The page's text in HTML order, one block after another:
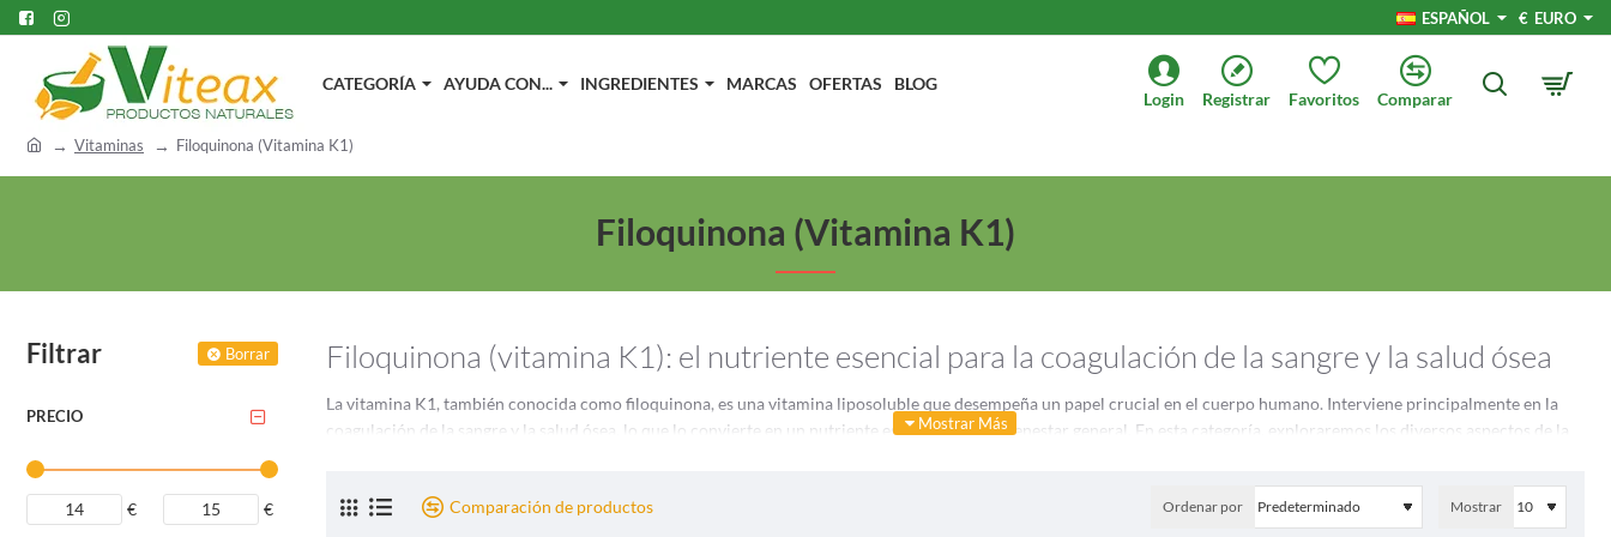
ESPAÑOL € EURO
CATEGORÍA AYUDA CON... INGREDIENTES MARCAS OFERTAS BLOG
Login Registrar Favoritos Comparar
Vitaminas Filoquinona (Vitamina K1)
Filoquinona (Vitamina K1)
Filtrar Borrar
PRECIO
€ €
Filoquinona (vitamina K1): el nutriente esencial para la coagulación de la sangre y la salud ósea
La vitamina K1, también conocida como filoquinona, es una vitamina liposoluble que desempeña un papel crucial en el cuerpo humano. Interviene principalmente en la
coagulación de la sangre y la salud ósea, lo que lo convierte en un nutriente esencial para el bienestar general. En esta categoría, exploraremos los diversos aspectos de la
Fuentes de filoquinona
Comparación de productos Ordenar por Mostrar